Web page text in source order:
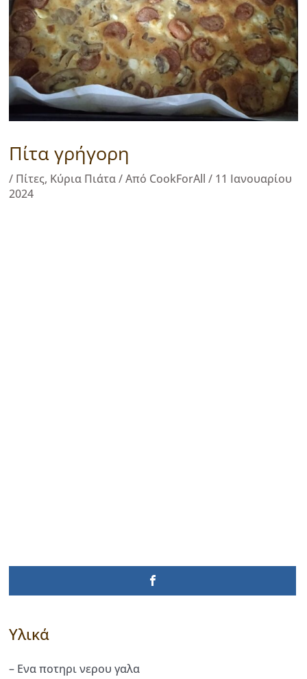
Πίτα γρήγορη
/ Πίτες, Κύρια Πιάτα/ Από CookForAll / 11 Ιανουαρίου
2024
Υλικά
– Ενα ποτηρι νερου γαλα